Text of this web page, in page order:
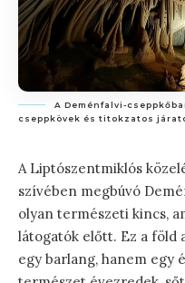
A Deménfalvi-
cseppkövek és titokzatos
A Liptószentmiklós
szívében megbúvó
olyan természeti kincs,
látogatók előtt. Ez a föld
egy barlang, hanem egy